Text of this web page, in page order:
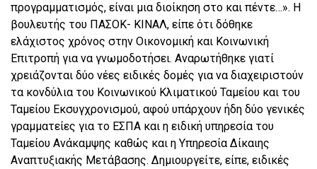
προγραμματισμός, είναι μια διοίκηση στο και πέντε…». Η
βουλευτής του ΠΑΣΟΚ- ΚΙΝΑΛ, είπε ότι δόθηκε
ελάχιστος χρόνος στην Οικονομική και Κοινωνική
Επιτροπή για να γνωμοδοτήσει. Αναρωτήθηκε γιατί
χρειάζονται δύο νέες ειδικές δομές για να διαχειριστούν
τα κονδύλια του Κοινωνικού Κλιματικού Ταμείου και του
Ταμείου Εκσυγχρονισμού, αφού υπάρχουν ήδη δύο γενικές
γραμματείες για το ΕΣΠΑ και η ειδική υπηρεσία του
Ταμείου Ανάκαμψης καθώς και η Υπηρεσία Δίκαιης
Αναπτυξιακής Μετάβασης. Δημιουργείτε, είπε, ειδικές